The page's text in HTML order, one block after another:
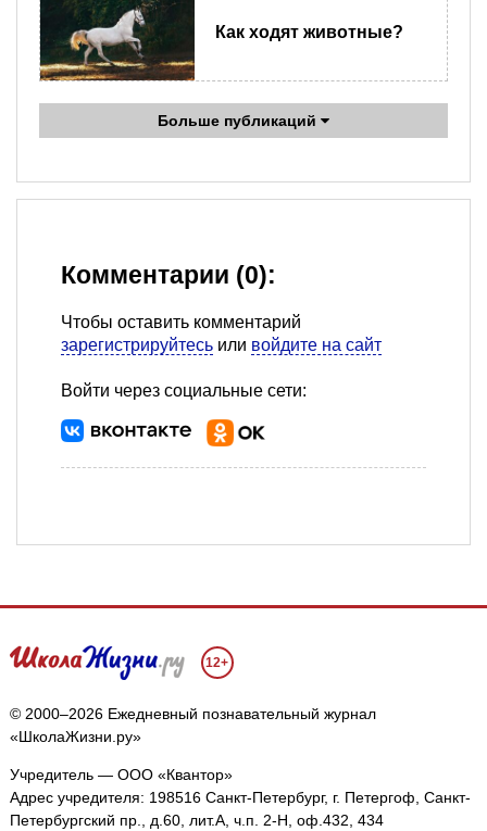
Как ходят животные?
Больше публикаций
Комментарии (0):
Чтобы оставить комментарий
зарегистрируйтесь или войдите на сайт
Войти через социальные сети:
12+
© 2000–2026 Ежедневный познавательный журнал
«ШколаЖизни.ру»
Учредитель — ООО «Квантор»
Адрес учредителя: 198516 Санкт-Петербург, г. Петергоф, Санкт-
Петербургский пр., д.60, лит.А, ч.п. 2-Н, оф.432, 434